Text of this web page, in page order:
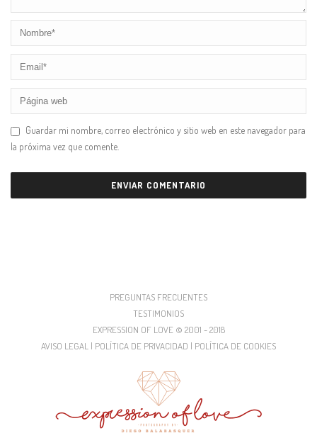
Guardar mi nombre, correo electrónico y sitio web en este navegador para
la próxima vez que comente.
PREGUNTAS FRECUENTES
TESTIMONIOS
EXPRESSION OF LOVE © 2001 - 2018
AVISO LEGAL | POLÍTICA DE PRIVACIDAD | POLÍTICA DE COOKIES